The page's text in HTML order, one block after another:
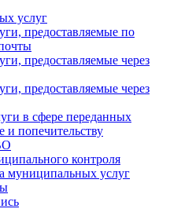
услуг
предоставляемые по
предоставляемые через
предоставляемые через
в сфере переданных
и попечительству
контроля
муниципальных услуг